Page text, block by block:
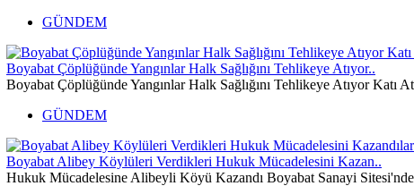
GÜNDEM
Boyabat Çöplüğünde Yangınlar Halk Sağlığını Tehlikeye Atıyor..
Boyabat Çöplüğünde Yangınlar Halk Sağlığını Tehlikeye Atıyor Katı
GÜNDEM
Boyabat Alibey Köylüleri Verdikleri Hukuk Mücadelesini Kazan..
Hukuk Mücadelesine Alibeyli Köyü Kazandı Boyabat Sanayi